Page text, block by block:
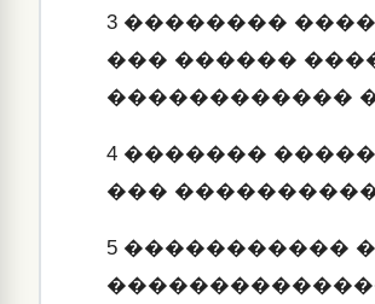
3 ��������
��� ������
������������
4 �������
���
5 �����������